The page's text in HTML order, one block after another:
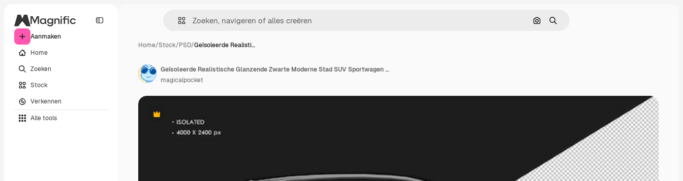
Aanmaken
Home
Zoeken
Stock
Verkennen
Alle tools
Zoeken op afbeelding
Zoeken
Home/Stock/PSD/Geïsoleerde Realisti…
Premium
Geïsoleerde Realistische Glanzende Zwarte Moderne Stad SUV Sportwagen Van Rechts Zijaanzicht
magicalpocket